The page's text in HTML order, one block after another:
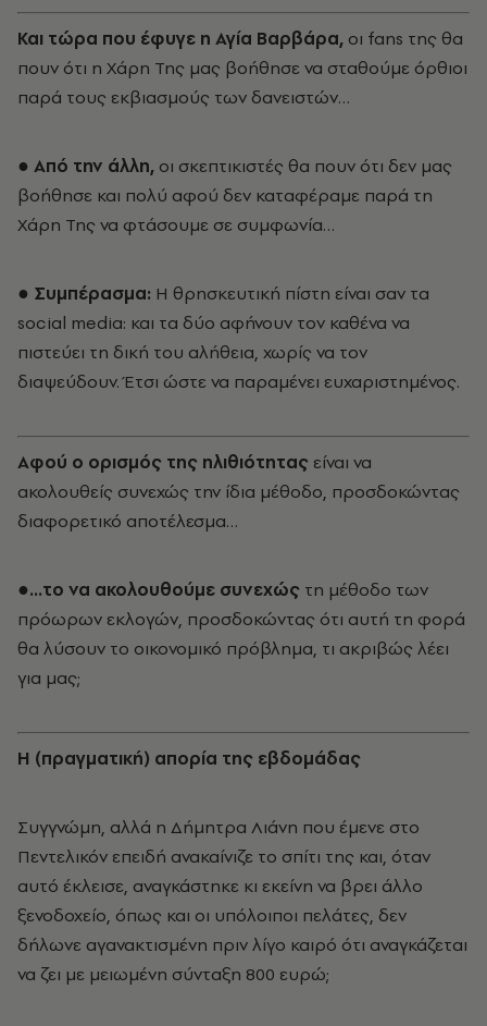
Και τώρα που έφυγε η Αγία Βαρβάρα, οι fans της θα
πουν ότι η Χάρη Της μας βοήθησε να σταθούμε όρθιοι
παρά τους εκβιασμούς των δανειστών…
● Από την άλλη, οι σκεπτικιστές θα πουν ότι δεν μας
βοήθησε και πολύ αφού δεν καταφέραμε παρά τη
Χάρη Της να φτάσουμε σε συμφωνία…
● Συμπέρασμα: Η θρησκευτική πίστη είναι σαν τα
social media: και τα δύο αφήνουν τον καθένα να
πιστεύει τη δική του αλήθεια, χωρίς να τον
διαψεύδουν. Έτσι ώστε να παραμένει ευχαριστημένος.
Αφού ο ορισμός της ηλιθιότητας είναι να
ακολουθείς συνεχώς την ίδια μέθοδο, προσδοκώντας
διαφορετικό αποτέλεσμα…
●…το να ακολουθούμε συνεχώς τη μέθοδο των
πρόωρων εκλογών, προσδοκώντας ότι αυτή τη φορά
θα λύσουν το οικονομικό πρόβλημα, τι ακριβώς λέει
για μας;
Η (πραγματική) απορία της εβδομάδας
Συγγνώμη, αλλά η Δήμητρα Λιάνη που έμενε στο
Πεντελικόν επειδή ανακαίνιζε το σπίτι της και, όταν
αυτό έκλεισε, αναγκάστηκε κι εκείνη να βρει άλλο
ξενοδοχείο, όπως και οι υπόλοιποι πελάτες, δεν
δήλωνε αγανακτισμένη πριν λίγο καιρό ότι αναγκάζεται
να ζει με μειωμένη σύνταξη 800 ευρώ;